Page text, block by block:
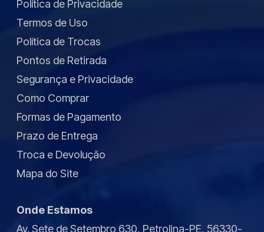
do
Política de Privacidade
Termos de Uso
Política de Trocas
Pontos de Retirada
Segurança e Privacidade
Como Comprar
Formas de Pagamento
Prazo de Entrega
Troca e Devolução
Mapa do Site
Onde Estamos
Av. Sete de Setembro 630, Petrolina-PE, 56330-